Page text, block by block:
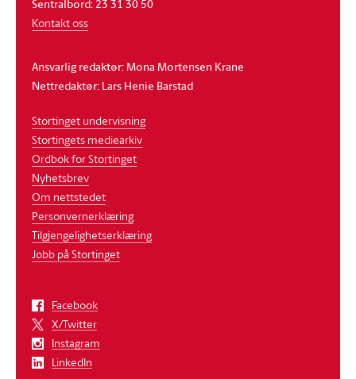
Sentralbord: 23 31 30 50
Kontakt oss
Ansvarlig redaktør: Mona Mortensen Krane
Nettredaktør: Lars Henie Barstad
Stortinget undervisning
Stortingets mediearkiv
Ordbok for Stortinget
Nyhetsbrev
Om nettstedet
Personvernerklæring
Tilgjengelighetserklæring
Jobb på Stortinget
Facebook
X/Twitter
Instagram
LinkedIn